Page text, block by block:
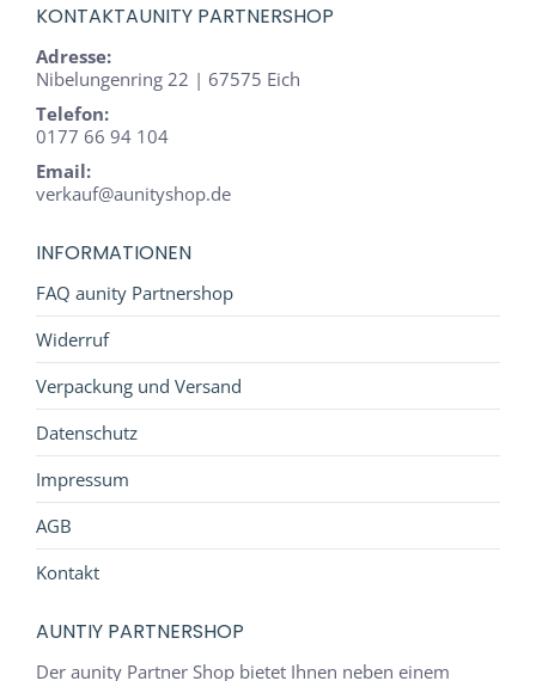
KONTAKTAUNITY PARTNERSHOP
Adresse:
Nibelungenring 22 | 67575 Eich
Telefon:
0177 66 94 104
Email:
verkauf@aunityshop.de
INFORMATIONEN
FAQ aunity Partnershop
Widerruf
Verpackung und Versand
Datenschutz
Impressum
AGB
Kontakt
AUNTIY PARTNERSHOP
Der aunity Partner Shop bietet Ihnen neben einem